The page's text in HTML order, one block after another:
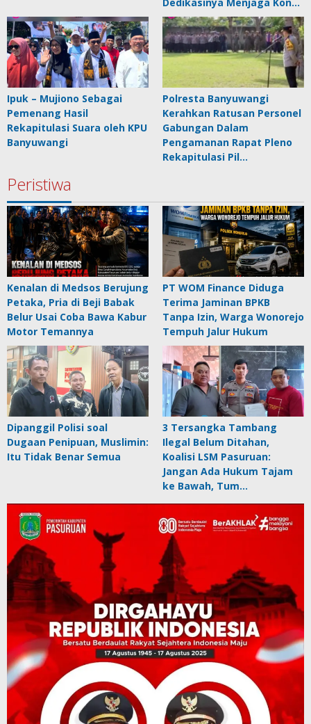
Ipuk – Mujiono Sebagai
Pemenang Hasil
Rekapitulasi Suara oleh KPU
Banyuwangi
Polresta Banyuwangi
Kerahkan Ratusan Personel
Gabungan Dalam
Pengamanan Rapat Pleno
Rekapitulasi Pil…
Peristiwa
Kenalan di Medsos Berujung
Petaka, Pria di Beji Babak
Belur Usai Coba Bawa Kabur
Motor Temannya
PT WOM Finance Diduga
Terima Jaminan BPKB
Tanpa Izin, Warga Wonorejo
Tempuh Jalur Hukum
Dipanggil Polisi soal
Dugaan Penipuan, Muslimin:
Itu Tidak Benar Semua
3 Tersangka Tambang
Ilegal Belum Ditahan,
Koalisi LSM Pasuruan:
Jangan Ada Hukum Tajam
ke Bawah, Tum…